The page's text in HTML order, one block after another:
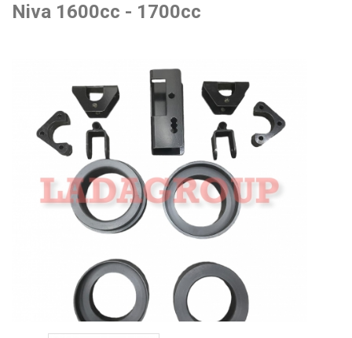
Niva 1600cc - 1700cc